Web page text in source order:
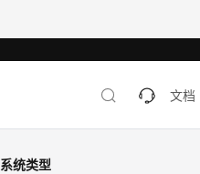
文档
统类型